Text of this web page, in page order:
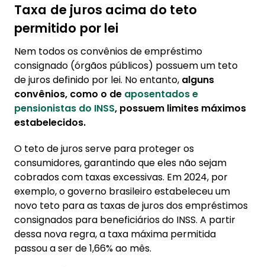
Taxa de juros acima do teto
permitido por lei
Nem todos os convênios de empréstimo
consignado (órgãos públicos) possuem um teto
de juros definido por lei. No entanto, alguns
convênios, como o de aposentados e
pensionistas do INSS, possuem limites máximos
estabelecidos.
O teto de juros serve para proteger os
consumidores, garantindo que eles não sejam
cobrados com taxas excessivas. Em 2024, por
exemplo, o governo brasileiro estabeleceu um
novo teto para as taxas de juros dos empréstimos
consignados para beneficiários do INSS. A partir
dessa nova regra, a taxa máxima permitida
passou a ser de 1,66% ao mês.